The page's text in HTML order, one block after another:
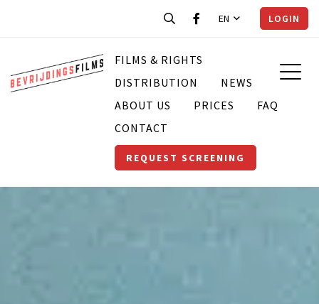
EN LOGIN
FILMS & RIGHTS
DISTRIBUTION
NEWS
ABOUT US
PRICES
FAQ
CONTACT
REQUEST SCREENING